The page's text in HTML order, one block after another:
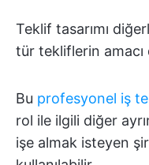
Teklif tasarımı
tür tekliflerin amacı
Bu profesyonel iş
rol ile ilgili diğer
işe almak isteyen